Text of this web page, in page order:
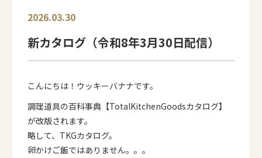
2026.03.30
新カタログ（令和8年3月30日配信）
こんにちは！ウッキーバナナです。
調理道具の百科事典【TotalKitchenGoodsカタログ】
が改版されます。
略して、TKGカタログ。
卵かけご飯ではありません。。。